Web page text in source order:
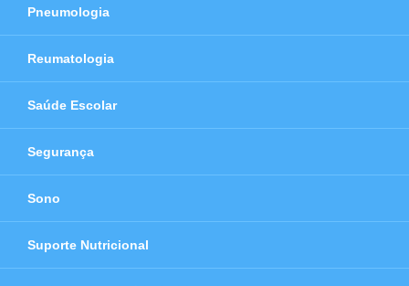
Pneumologia
Reumatologia
Saúde Escolar
Segurança
Sono
Suporte Nutricional